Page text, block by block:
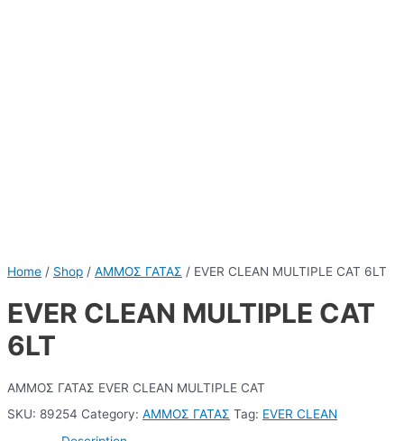
Home / Shop / ΑΜΜΟΣ ΓΑΤΑΣ / EVER CLEAN MULTIPLE CAT 6LT
EVER CLEAN MULTIPLE CAT
6LT
ΑΜΜΟΣ ΓΑΤΑΣ EVER CLEAN MULTIPLE CAT
SKU: 89254 Category: ΑΜΜΟΣ ΓΑΤΑΣ Tag: EVER CLEAN